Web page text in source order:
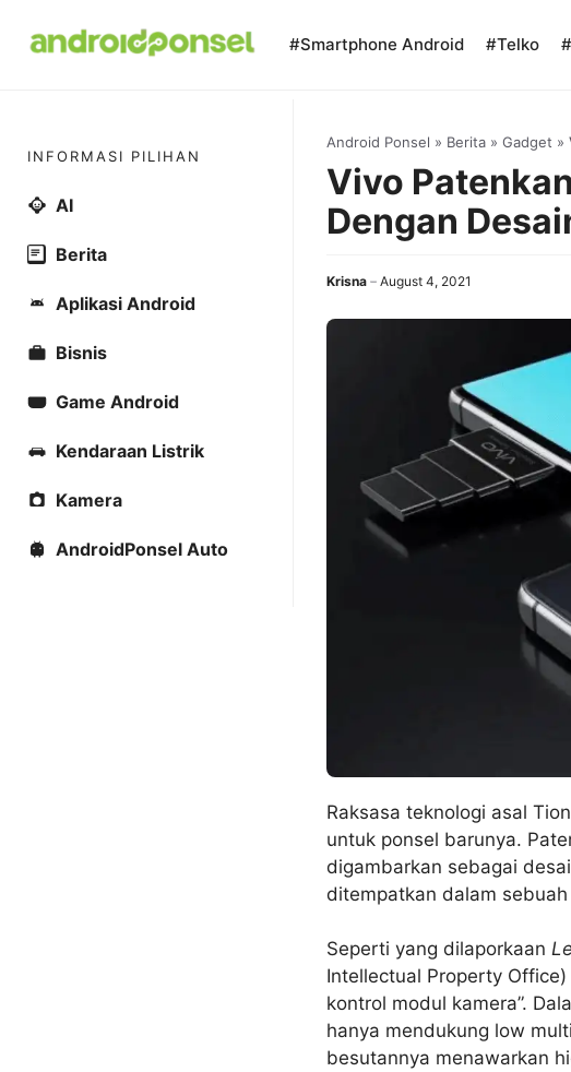
#Smartphone Android #Telko
Android Ponsel » Berita» Gadget »
Vivo
Dengan
Krisna August 4, 2021
Raksasa teknologi asal
untuk ponsel barunya.
digambarkan sebagai
ditempatkan dalam
Seperti yang dilaporkaan
Intellectual Property
kontrol modul kamera”.
hanya mendukung low
besutannya menawarkan
INFORMASI PILIHAN
AI
Berita
Aplikasi Android
Bisnis
Game Android
Kendaraan Listrik
Kamera
AndroidPonsel Auto